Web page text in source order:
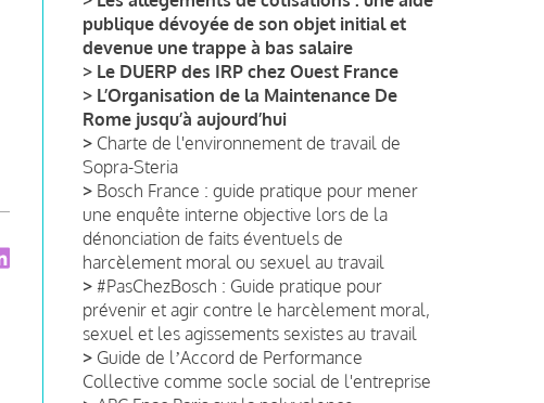
publique dévoyée de son objet initial et
devenue une trappe à bas salaire
> Le DUERP des IRP chez Ouest France
> L’Organisation de la Maintenance De
Rome jusqu’à aujourd’hui
> Charte de l'environnement de travail de
Sopra-Steria
> Bosch France : guide pratique pour mener
une enquête interne objective lors de la
dénonciation de faits éventuels de
harcèlement moral ou sexuel au travail
> #PasChezBosch : Guide pratique pour
prévenir et agir contre le harcèlement moral,
sexuel et les agissements sexistes au travail
> Guide de lʼAccord de Performance
Collective comme socle social de l'entreprise